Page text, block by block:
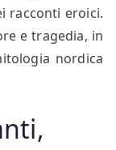
racconti eroici.
e tragedia, in
nordica